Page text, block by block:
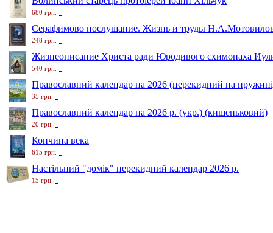
680 грн.
Серафимово послушание. Жизнь и труды
248 грн.
Жизнеописание Христа ради Юродивого схимонаха
540 грн.
Православний календар на 2026 (перекидний на
35 грн.
Православний календар на 2026 р. (укр.) (кишеньковий)
20 грн.
Кончина века
615 грн.
Настільний "домік" перекидний календар 2026 р.
15 грн.